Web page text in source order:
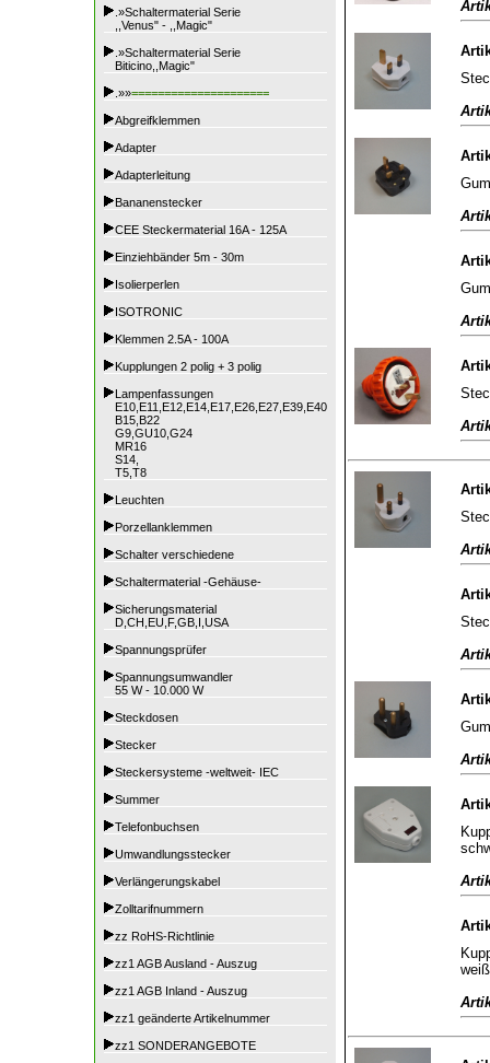
.»Schaltermaterial Serie
,,Venus" - ,,Magic"
.»Schaltermaterial Serie
Biticino,,Magic"
.»»=====================
Abgreifklemmen
Adapter
Adapterleitung
Bananenstecker
CEE Steckermaterial 16A - 125A
Einziehbänder 5m - 30m
Isolierperlen
ISOTRONIC
Klemmen 2.5A - 100A
Kupplungen 2 polig + 3 polig
Lampenfassungen
E10,E11,E12,E14,E17,E26,E27,E39,E40
B15,B22
G9,GU10,G24
MR16
S14,
T5,T8
Leuchten
Porzellanklemmen
Schalter verschiedene
Schaltermaterial -Gehäuse-
Sicherungsmaterial
D,CH,EU,F,GB,I,USA
Spannungsprüfer
Spannungsumwandler
55 W - 10.000 W
Steckdosen
Stecker
Steckersysteme -weltweit- IEC
Summer
Telefonbuchsen
Umwandlungsstecker
Verlängerungskabel
Zolltarifnummern
zz RoHS-Richtlinie
zz1 AGB Ausland - Auszug
zz1 AGB Inland - Auszug
zz1 geänderte Artikelnummer
zz1 SONDERANGEBOTE
weiß